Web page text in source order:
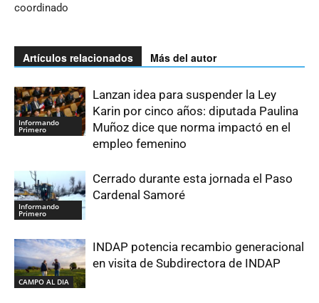
coordinado
Artículos relacionados Más del autor
Informando
Primero
Lanzan idea para suspender la Ley
Karin por cinco años: diputada Paulina
Muñoz dice que norma impactó en el
empleo femenino
Informando
Primero
Cerrado durante esta jornada el Paso
Cardenal Samoré
CAMPO AL DIA
INDAP potencia recambio generacional
en visita de Subdirectora de INDAP